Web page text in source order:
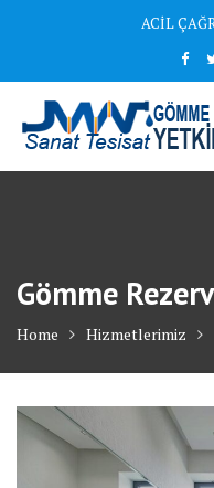
ACİL
Gömme
Home Hizmetlerimiz